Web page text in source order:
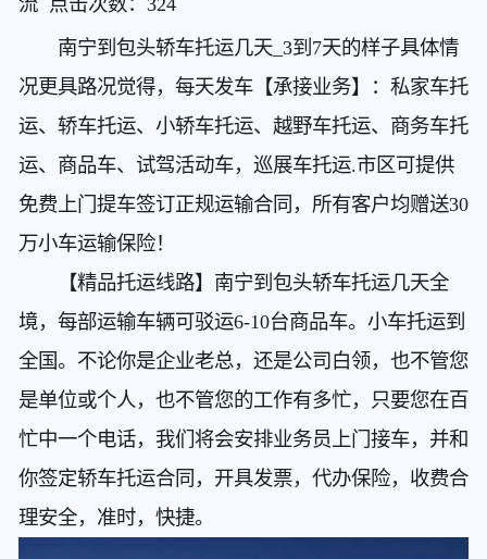
南宁到包头轿车托运几天_3到7天的样子具体情
况更具路况觉得，每天发车【承接业务】：私家车托
运、轿车托运、小轿车托运、越野车托运、商务车托
运、商品车、试驾活动车，巡展车托运.市区可提供
免费上门提车签订正规运输合同，所有客户均赠送30
万小车运输保险！
【精品托运线路】南宁到包头轿车托运几天全
境，每部运输车辆可驳运6-10台商品车。小车托运到
全国。不论你是企业老总，还是公司白领，也不管您
是单位或个人，也不管您的工作有多忙，只要您在百
忙中一个电话，我们将会安排业务员上门接车，并和
你签定轿车托运合同，开具发票，代办保险，收费合
理安全，准时，快捷。